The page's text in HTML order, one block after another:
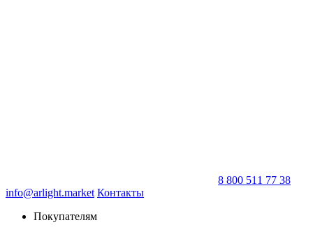
8 800 511 77 38
info@arlight.market Контакты
Покупателям